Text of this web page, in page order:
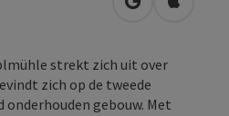
Openen in
strekt zich uit over
zich op de tweede
onderhouden gebouw. Met